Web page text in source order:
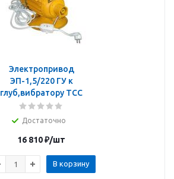
Электропривод
ЭП-1,5/220 ГУ к
глуб,вибратору ТСС
Достаточно
16 810₽/шт
В корзину